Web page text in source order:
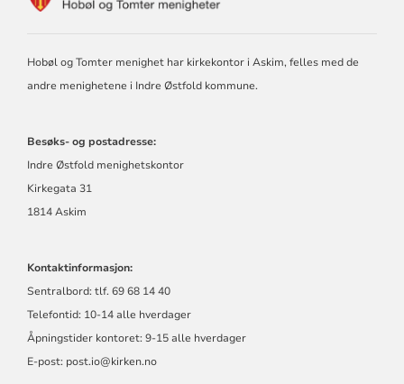
KIRKE
I
HOBØL
Hobøl og Tomter menighet har kirkekontor i Askim, felles med de
andre menighetene i Indre Østfold kommune.
Besøks- og postadresse:
Indre Østfold menighetskontor
Kirkegata 31
1814 Askim
Kontaktinformasjon:
Sentralbord: tlf. 69 68 14 40
Telefontid: 10-14 alle hverdager
Åpningstider kontoret: 9-15 alle hverdager
E-post: post.io@kirken.no